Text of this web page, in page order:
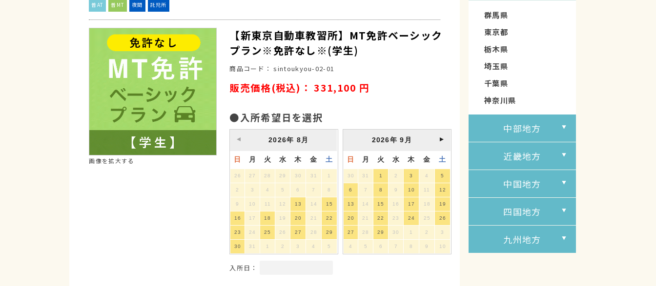
普AT 普MT 夜間 託児所
画像を拡大する
【新東京自動車教習所】MT免許ベーシック
プラン※免許なし※(学生)
商品コード： sintoukyou-02-01
販売価格(税込)： 331,100 円
●入所希望日を選択
2026年 8月
日 月 火 水 木 金 土
26 27 28 29 30 31 1
2 3 4 5 6 7 8
9 10 11 12 13 14 15
16 17 18 19 20 21 22
23 24 25 26 27 28 29
30 31 1 2 3 4 5
2026年9月
日 月 火 水 木 金 土
30 31 1 2 3 4 5
6 7 8 9 10 11 12
13 14 15 16 17 18 19
20 21 22 23 24 25 26
27 28 29 30 1 2 3
4 5 6 7 8 9 10
入所日：
群馬県
東京都
栃木県
埼玉県
千葉県
神奈川県
中部地方
近畿地方
中国地方
四国地方
九州地方